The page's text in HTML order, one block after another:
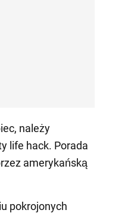
należy
life hack. Porada
amerykańską
pokrojonych